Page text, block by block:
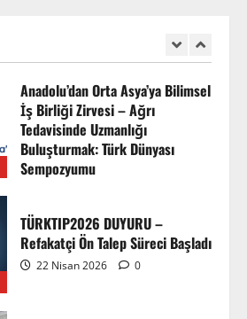
Anadolu’dan Orta Asya’ya Bilimsel
İş Birliği Zirvesi – Ağrı
Tedavisinde Uzmanlığı
Buluşturmak: Türk Dünyası
Sempozyumu
TÜRKTIP2026 DUYURU –
Refakatçi Ön Talep Süreci Başladı
22 Nisan 2026 0